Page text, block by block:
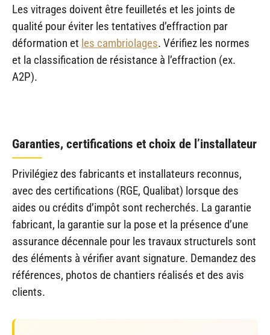
Les vitrages doivent être feuilletés et les joints de
qualité pour éviter les tentatives d’effraction par
déformation et les cambriolages. Vérifiez les normes
et la classification de résistance à l’effraction (ex.
A2P).
Garanties, certifications et choix de l’installateur
Privilégiez des fabricants et installateurs reconnus,
avec des certifications (RGE, Qualibat) lorsque des
aides ou crédits d’impôt sont recherchés. La garantie
fabricant, la garantie sur la pose et la présence d’une
assurance décennale pour les travaux structurels sont
des éléments à vérifier avant signature. Demandez des
références, photos de chantiers réalisés et des avis
clients.